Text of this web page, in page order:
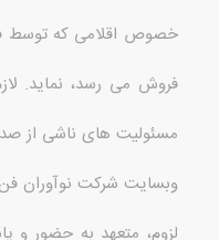
خصوص اقلامی که توسط
فروش می رسد، نماید.
مسئولیت های ناشی از
وبسایت شرکت نوآوران فن
لزوم، متعهد به حضور و